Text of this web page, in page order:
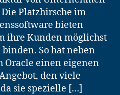
Platzhirsche im
bieten
ihre Kunden möglichst
So hat neben
Oracle einen eigenen
den viele
sie spezielle […]